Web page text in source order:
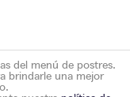
del menú de postres.
brindarle una mejor